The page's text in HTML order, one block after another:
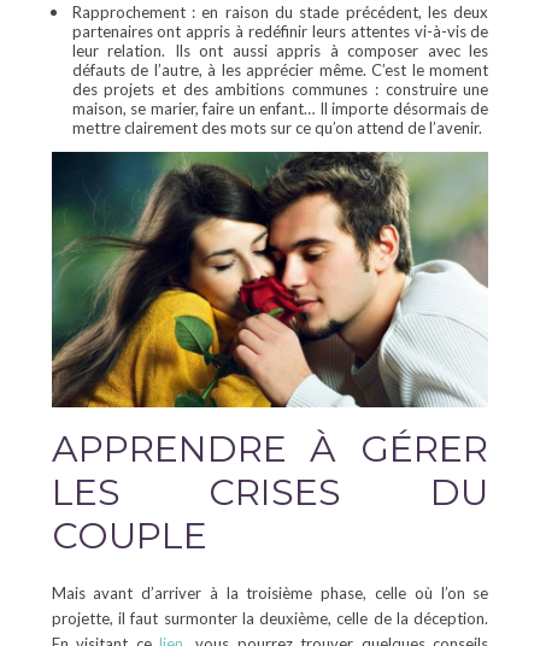
Rapprochement : en raison du stade précédent, les deux
partenaires ont appris à redéfinir leurs attentes vi-à-vis de
leur relation. Ils ont aussi appris à composer avec les
défauts de l’autre, à les apprécier même. C’est le moment
des projets et des ambitions communes : construire une
maison, se marier, faire un enfant… Il importe désormais de
mettre clairement des mots sur ce qu’on attend de l’avenir.
APPRENDRE À GÉRER
LES CRISES DU
COUPLE
Mais avant d’arriver à la troisième phase, celle où l’on se
projette, il faut surmonter la deuxième, celle de la déception.